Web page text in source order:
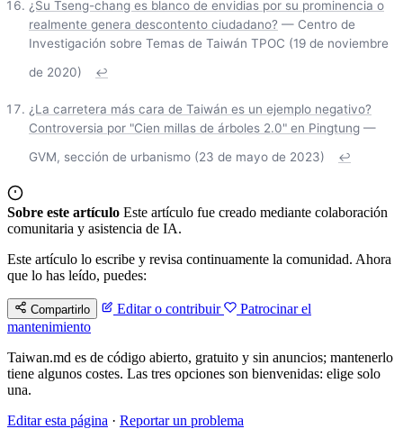
¿Su Tseng-chang es blanco de envidias por su prominencia o
realmente genera descontento ciudadano? — Centro de
Investigación sobre Temas de Taiwán TPOC (19 de noviembre
de 2020)
↩
¿La carretera más cara de Taiwán es un ejemplo negativo?
Controversia por "Cien millas de árboles 2.0" en Pingtung —
GVM, sección de urbanismo (23 de mayo de 2023)
↩
Sobre este artículo Este artículo fue creado mediante colaboración
comunitaria y asistencia de IA.
Este artículo lo escribe y revisa continuamente la comunidad. Ahora
que lo has leído, puedes:
Compartirlo Editar o contribuir
Patrocinar el
mantenimiento
Taiwan.md es de código abierto, gratuito y sin anuncios; mantenerlo
tiene algunos costes. Las tres opciones son bienvenidas: elige solo
una.
Editar esta página · Reportar un problema